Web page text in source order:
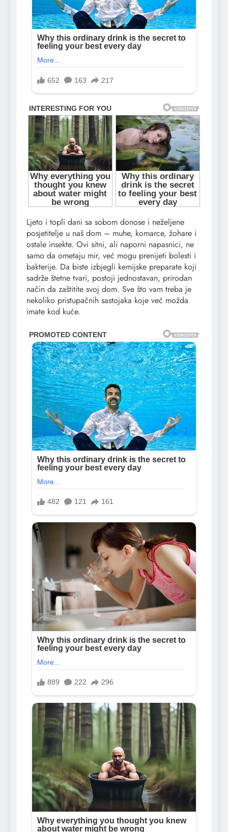
Ljeto i topli dani sa sobom donose i neželjene
posjetitelje u naš dom – muhe, komarce, žohare i
ostale insekte. Ovi sitni, ali naporni napasnici, ne
samo da ometaju mir, već mogu prenijeti bolesti i
bakterije. Da biste izbjegli kemijske preparate koji
sadrže štetne tvari, postoji jednostavan, prirodan
način da zaštitite svoj dom. Sve što vam treba je
nekoliko pristupačnih sastojaka koje već možda
imate kod kuće.